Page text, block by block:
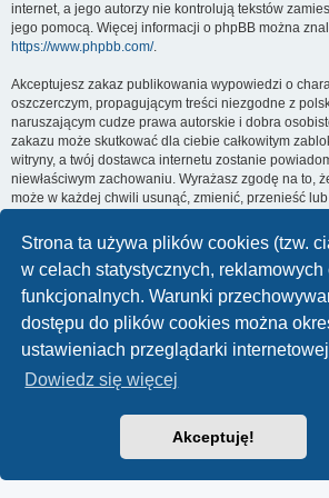
Strona ta używa plików cookies (tzw.
w celach statystycznych, reklamowych
funkcjonalnych. Warunki
dostępu do plików cookies można
ustawieniach przeglądarki
Dowiedz się więcej
Akceptuję!
internet, a jego autorzy nie kontrolują tekstów
jego pomocą. Więcej informacji o phpBB można
https://www.phpbb.com/.
Akceptujesz zakaz publikowania wypowiedzi o
oszczerczym, propagującym treści niezgodne z
naruszającym cudze prawa autorskie i dobra
zakazu może skutkować dla ciebie całkowitym
witryny, a twój dostawca internetu zostanie
niewłaściwym zachowaniu. Wyrażasz zgodę na to,
może w każdej chwili usunąć, zmienić, przenieść
temat, post. Wyrażasz zgodę na zapisywanie
ciebie informacji w naszej bazie danych.
nikomu bez twojej zgody, ale ani „Arkadia MUD
odpowiedzialności za włamania do witryny,
kradzieży danych.
arkadia.rpg.pl Forum
Technologię dostarcza